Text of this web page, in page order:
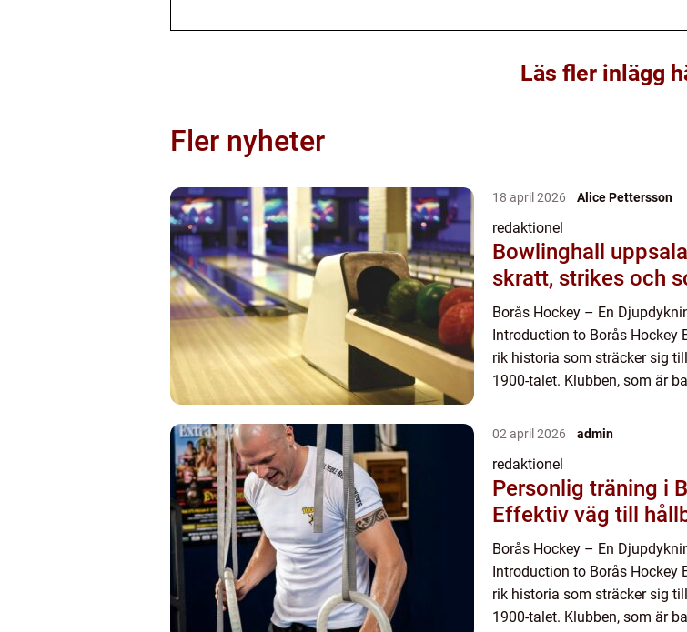
Läs fler inlägg
Fler nyheter
18 april 2026 Alice Pettersson
redaktionel
Bowlinghall uppsala guide till
skratt, strikes och
Borås Hockey – En
Introduction to Borås Hockey
rik historia som sträcker sig
1900-talet. Klubben, som är
02 april 2026 admin
redaktionel
Personlig träning i
Effektiv väg till
Borås Hockey – En
Introduction to Borås Hockey
rik historia som sträcker sig
1900-talet. Klubben, som är